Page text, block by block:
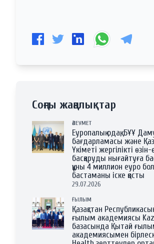
Соңғы жаңалықтар
ӘЛЕУМЕТ
Еуропалық одақ, БҰҰ
бағдарламасы және
Үкіметі жергілікті өзін-
басқаруды нығайтуға
құны 4 миллион еуро
бастаманы іске қосты
29.07.2026
ҒЫЛЫМ
Қазақстан
ғылым академиясы
базасында Қытай
академиясымен